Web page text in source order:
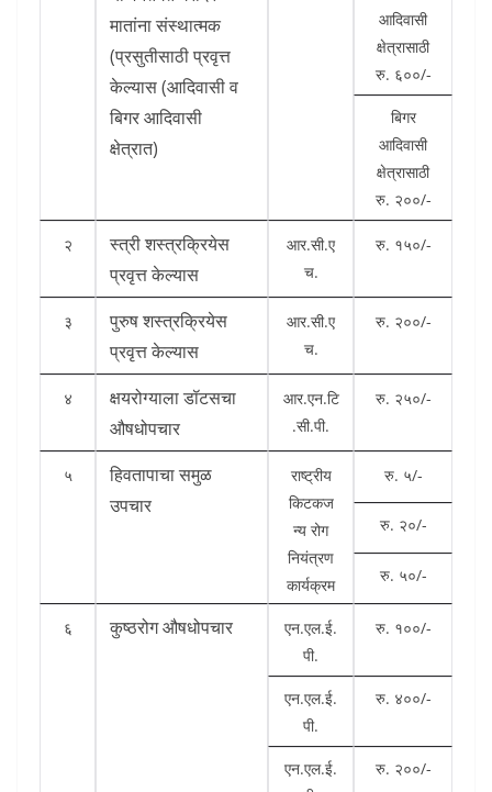
मातांना संस्थात्मक
(प्रसुतीसाठी प्रवृत्त
केल्यास (आदिवासी व
बिगर आदिवासी
क्षेत्रात)
आदिवासी
क्षेत्रासाठी
रु. ६००/-
बिगर
आदिवासी
क्षेत्रासाठी
रु. २००/-
२
स्त्री शस्त्रक्रियेस
प्रवृत्त केल्यास
आर.सी.ए
च.
रु. १५०/-
३
पुरुष शस्त्रक्रियेस
प्रवृत्त केल्यास
आर.सी.ए
च.
रु. २००/-
४
क्षयरोग्याला डॉटसचा
औषधोपचार
आर.एन.टि
.सी.पी.
रु. २५०/-
५
हिवतापाचा समुळ
उपचार
राष्ट्रीय
किटकज
न्य रोग
नियंत्रण
कार्यक्रम
रु. ५/-
रु. २०/-
रु. ५०/-
६ कुष्ठरोग औषधोपचार
एन.एल.ई.
पी.
रु. १००/-
एन.एल.ई.
पी.
रु. ४००/-
एन.एल.ई.
रु. २००/-